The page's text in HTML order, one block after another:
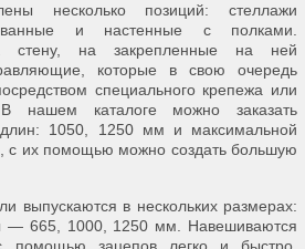
несколько позиций: стеллажи
и настенные с полками.
стену, на закрепленные на ней
которые в свою очередь
специального крепежа или
нашем каталоге можно заказать
1050, 1250 мм и максимальной
с их помощью можно создать большую
выпускаются в нескольких размерах:
665, 1000, 1250 мм. Навешиваются